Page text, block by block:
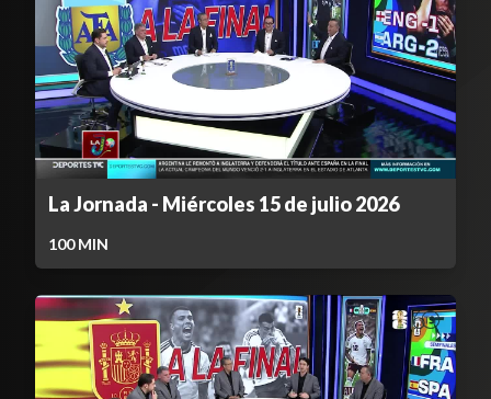
La Jornada - Miércoles 15 de julio 2026
100MIN